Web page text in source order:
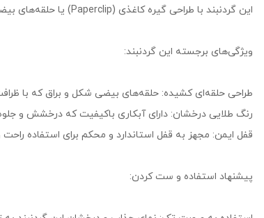
این گردنبند با طراحی گیره کاغذی (Paperclip) یا حلقه‌های بیضی شکل کشیده، یکی از ترندهای همیشگی و بسیار محبوب در دنیای زیورآلات است که جلوه‌ای شیک، لوکس و چشم‌نواز به استایل شما می‌بخشد.
ویژگی‌های برجسته این گردنبند:
طراحی حلقه‌ای کشیده: حلقه‌های بیضی شکل و براق که با
رنگ طلایی درخشان: دارای آبکاری باکیفیت که درخشش و جلوه
قفل ایمن: مجهز به قفل استاندارد و محکم برای استفاده
پیشنهاد استفاده و ست کردن: